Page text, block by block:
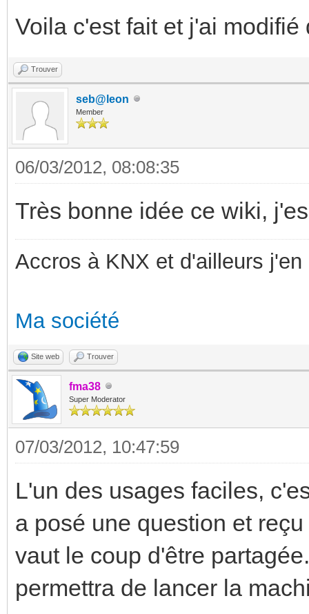
Voila c'est fait et j'ai
Trouver
seb@leon
Member
06/03/2012, 08:08:35
Très bonne idée ce wiki,
Accros à KNX et d'ailleurs
Ma société
Site web Trouver
fma38
Super Moderator
07/03/2012, 10:47:59
L'un des usages faciles,
a posé une question et
vaut le coup d'être
permettra de lancer la